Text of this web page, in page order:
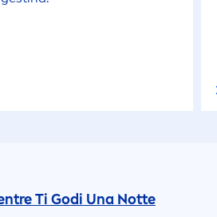
tre Ti Godi Una Notte